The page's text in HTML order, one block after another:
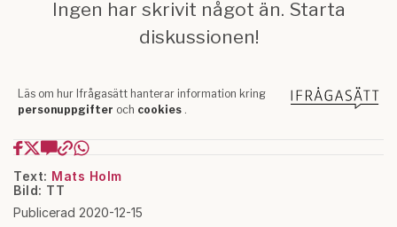
Text: Mats Holm
Bild: TT
Publicerad 2020-12-15